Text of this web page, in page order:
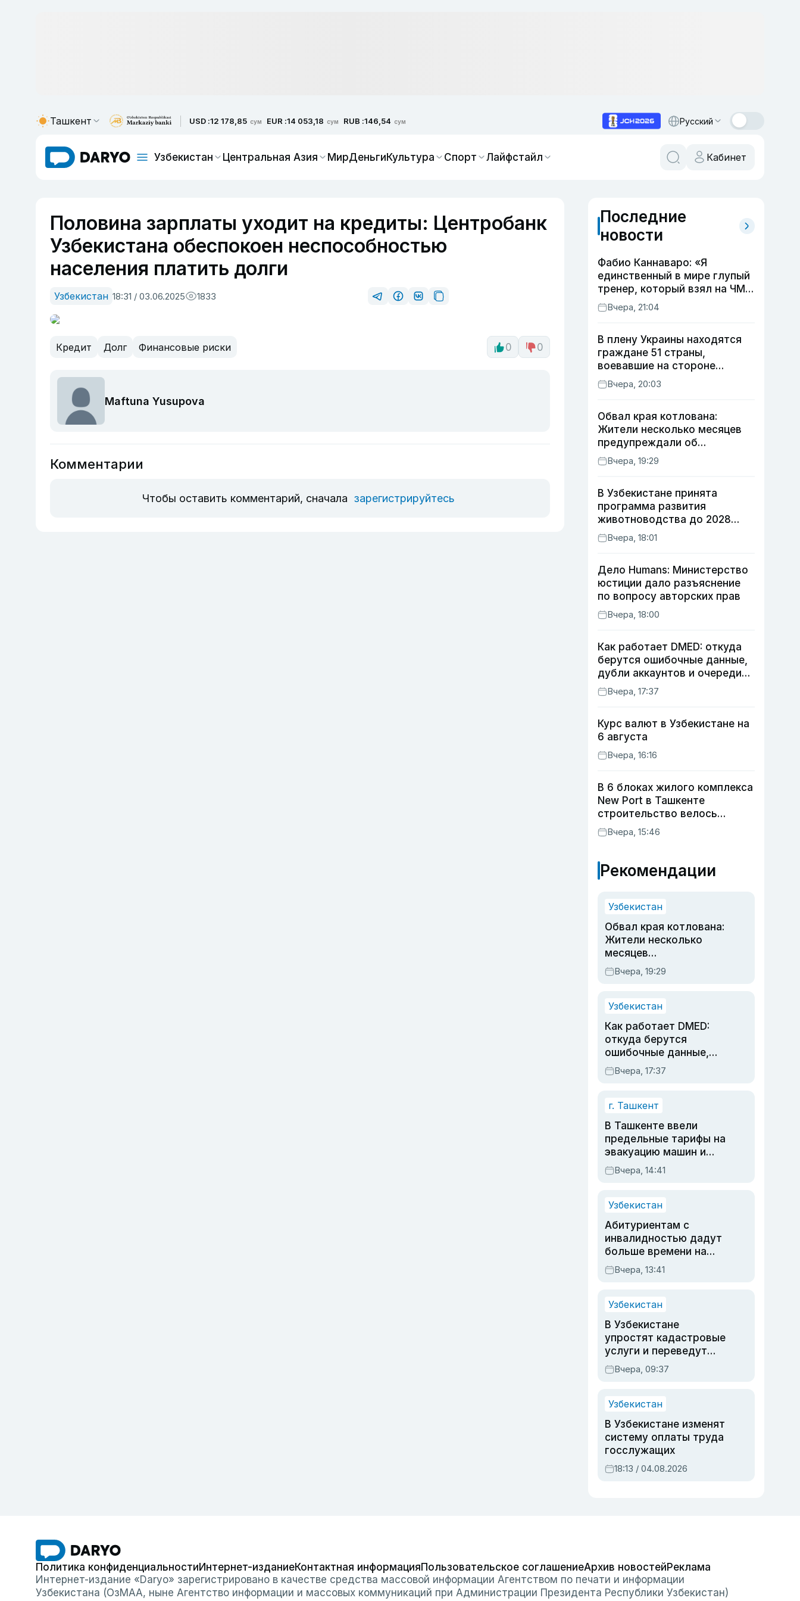
Ташкент USD :12 178,85 сум EUR :14 053,18 сум RUB :146,54 сум Русский
Узбекистан Центральная Азия МирДеньгиКультура Спорт Лайфстайл Кабинет
Половина зарплаты уходит на кредиты: Центробанк
Узбекистана обеспокоен неспособностью
населения платить долги
Узбекистан 18:31 / 03.06.2025 1833
Кредит Долг Финансовые риски 0 0
Maftuna Yusupova
Комментарии
Чтобы оставить комментарий, сначала зарегистрируйтесь
Последние
новости
Фабио Каннаваро: «Я
единственный в мире глупый
тренер, который взял на ЧМ
футболиста с травмой»
Вчера, 21:04
В плену Украины находятся
граждане 51 страны,
воевавшие на стороне
России
Вчера, 20:03
Обвал края котлована:
Жители несколько месяцев
предупреждали об
опасности, но стройка
продолжалась
Вчера, 19:29
В Узбекистане принята
программа развития
животноводства до 2028
годаВчера, 18:01
Дело Humans: Министерство
юстиции дало разъяснение
по вопросу авторских прав
Вчера, 18:00
Как работает DMED: откуда
берутся ошибочные данные,
дубли аккаунтов и очереди
по онлайн-записи
Вчера, 17:37
Курс валют в Узбекистане на
6 августа
Вчера, 16:16
В 6 блоках жилого комплекса
New Port в Ташкенте
строительство велось
незаконно
Вчера, 15:46
Рекомендации
Узбекистан
Обвал края котлована:
Жители несколько
месяцев
предупреждали об
опасности, но стройка
Вчера, 19:29
Узбекистан
Как работает DMED:
откуда берутся
ошибочные данные,
дубли аккаунтов и
очереди по онлайн-
Вчера, 17:37
г. Ташкент
В Ташкенте ввели
предельные тарифы на
эвакуацию машин и
штрафстоянки
Вчера, 14:41
Узбекистан
Абитуриентам с
инвалидностью дадут
больше времени на
вступительных
экзаменах
Вчера, 13:41
Узбекистан
В Узбекистане
упростят кадастровые
услуги и переведут
регистрацию
недвижимости в
Вчера, 09:37
Узбекистан
В Узбекистане изменят
систему оплаты труда
госслужащих
18:13 / 04.08.2026
Политика конфиденциальностиИнтернет-изданиеКонтактная информацияПользовательское соглашениеАрхив новостейРеклама
Интернет-издание «Daryo» зарегистрировано в качестве средства массовой информации Агентством по печати и информации
Узбекистана (ОзМАА, ныне Агентство информации и массовых коммуникаций при Администрации Президента Республики Узбекистан)